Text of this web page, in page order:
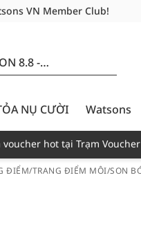
VN Member Club!
cho đơn hàng từ
24h - Áp dụng khu vực
8.8 -
ĐẾN
NỤ CƯỜI
Watsons
hot tại Trạm Voucher
ĐIỂM/TRANG ĐIỂM MÔI/SON